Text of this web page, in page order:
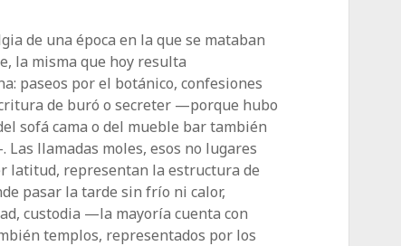
de una época en la que se mataban
la misma que hoy resulta
paseos por el botánico, confesiones
de buró o secreter —porque hubo
sofá cama o del mueble bar también
llamadas moles, esos no lugares
latitud, representan la estructura de
pasar la tarde sin frío ni calor,
custodia —la mayoría cuenta con
templos, representados por los